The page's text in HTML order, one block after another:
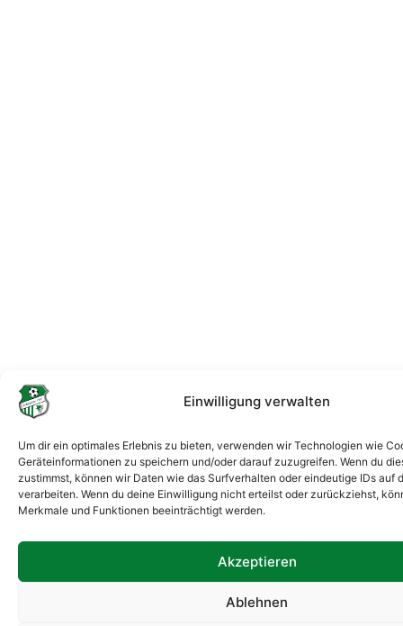
Einwilligung verwalten
Um dir ein optimales Erlebnis zu bieten, verwenden wir Technologien wie
Geräteinformationen zu speichern und/oder darauf zuzugreifen. Wenn du
zustimmst, können wir Daten wie das Surfverhalten oder eindeutige IDs auf
verarbeiten. Wenn du deine Einwilligung nicht erteilst oder zurückziehst,
Merkmale und Funktionen beeinträchtigt werden.
Akzeptieren
Ablehnen